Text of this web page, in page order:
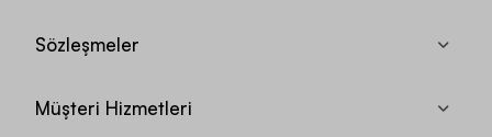
Sözleşmeler
Müşteri Hizmetleri